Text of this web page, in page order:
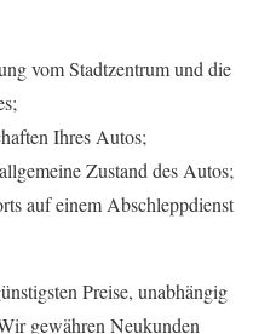
vom Stadtzentrum und die
Ihres Autos;
Zustand des Autos;
auf einem Abschleppdienst
Preise, unabhängig
gewähren Neukunden